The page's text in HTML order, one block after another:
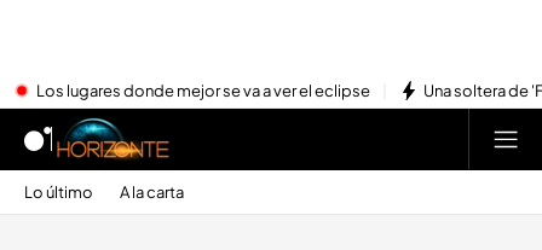
Los lugares donde mejor se va a ver el eclipse Una soltera de
Lo último A la carta